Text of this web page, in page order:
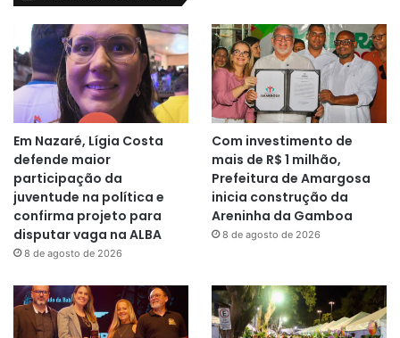
Em Nazaré, Lígia Costa
defende maior
participação da
juventude na política e
confirma projeto para
disputar vaga na ALBA
8 de agosto de 2026
Com investimento de
mais de R$ 1 milhão,
Prefeitura de Amargosa
inicia construção da
Areninha da Gamboa
8 de agosto de 2026